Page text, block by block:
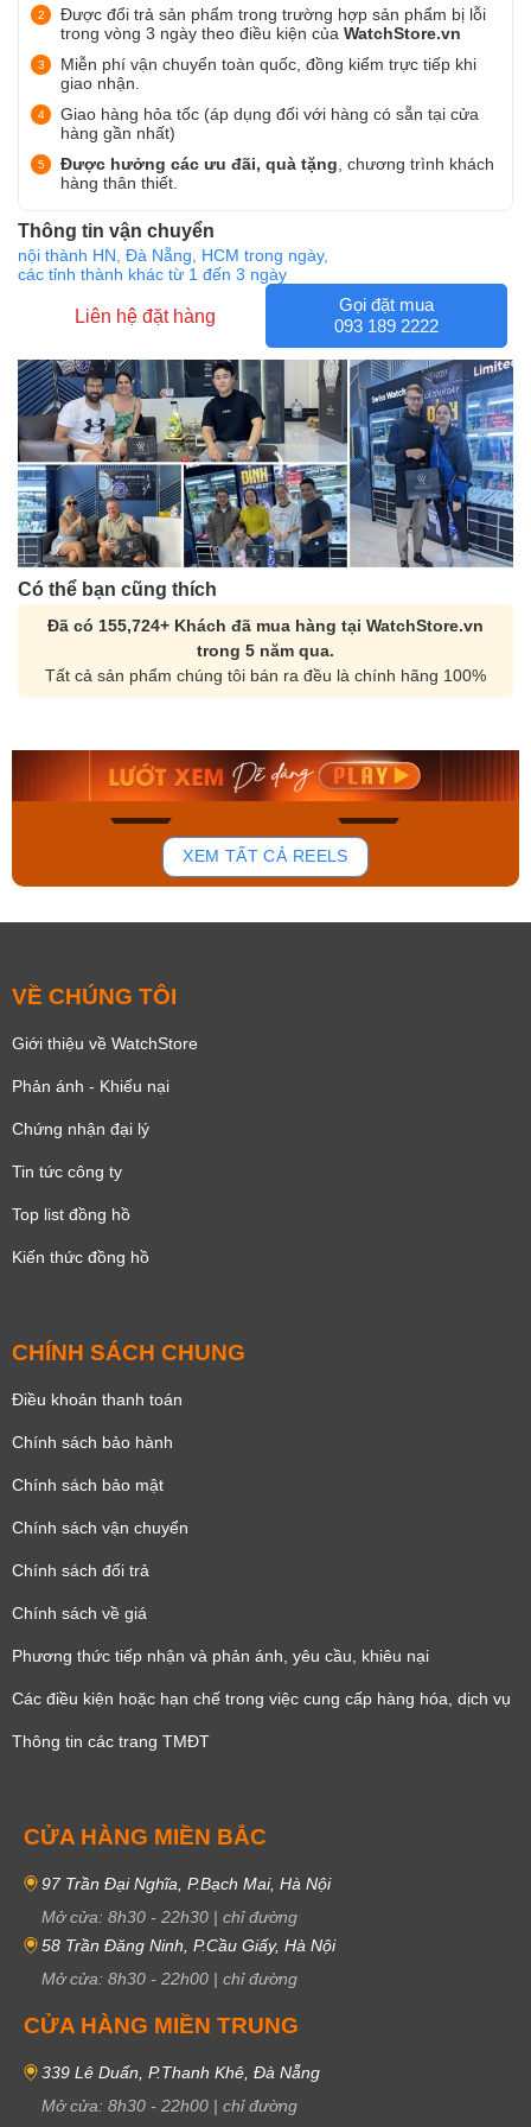
Được đổi trả sản phẩm trong trường hợp sản phẩm bị lỗi
trong vòng 3 ngày theo điều kiện của WatchStore.vn
Miễn phí vận chuyển toàn quốc, đồng kiểm trực tiếp khi
giao nhận.
Giao hàng hỏa tốc (áp dụng đối với hàng có sẵn tại cửa
hàng gần nhất)
Được hưởng các ưu đãi, quà tặng , chương trình khách
hàng thân thiết.
Thông tin vận chuyển
nội thành HN, Đà Nẵng, HCM trong ngày,
các tỉnh thành khác từ 1 đến 3 ngày
Liên hệ đặt hàng
Gọi đặt mua
093 189 2222
Có thể bạn cũng thích
Đã có 155,724+ Khách đã mua hàng tại WatchStore.vn
trong 5 năm qua.
Tất cả sản phẩm chúng tôi bán ra đều là chính hãng 100%
169
Orient Nam RA-
Mua ngay
Casio Nam MTS-
Mua ngay
XEM TẤT CẢ REELS
VỀ CHÚNG TÔI
Giới thiệu về WatchStore
Phản ánh - Khiếu nại
Chứng nhận đại lý
Tin tức công ty
Top list đồng hồ
Kiến thức đồng hồ
CHÍNH SÁCH CHUNG
Điều khoản thanh toán
Chính sách bảo hành
Chính sách bảo mật
Chính sách vận chuyển
Chính sách đổi trả
Chính sách về giá
Phương thức tiếp nhận và phản ánh, yêu cầu, khiêu nại
Các điều kiện hoặc hạn chế trong việc cung cấp hàng hóa, dịch vụ
Thông tin các trang TMĐT
CỬA HÀNG MIỀN BẮC
97 Trần Đại Nghĩa, P.Bạch Mai, Hà Nội
Mở cửa: 8h30 - 22h30 | chỉ đường
58 Trần Đăng Ninh, P.Cầu Giấy, Hà Nội
Mở cửa: 8h30 - 22h00 | chỉ đường
CỬA HÀNG MIỀN TRUNG
339 Lê Duẩn, P.Thanh Khê, Đà Nẵng
Mở cửa: 8h30 - 22h00 | chỉ đường